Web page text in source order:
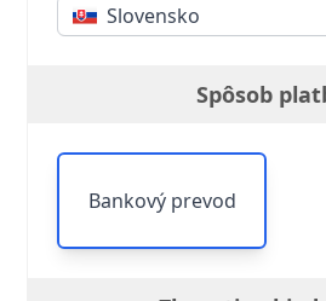
Slovensko
Spôsob
Bankový prevod